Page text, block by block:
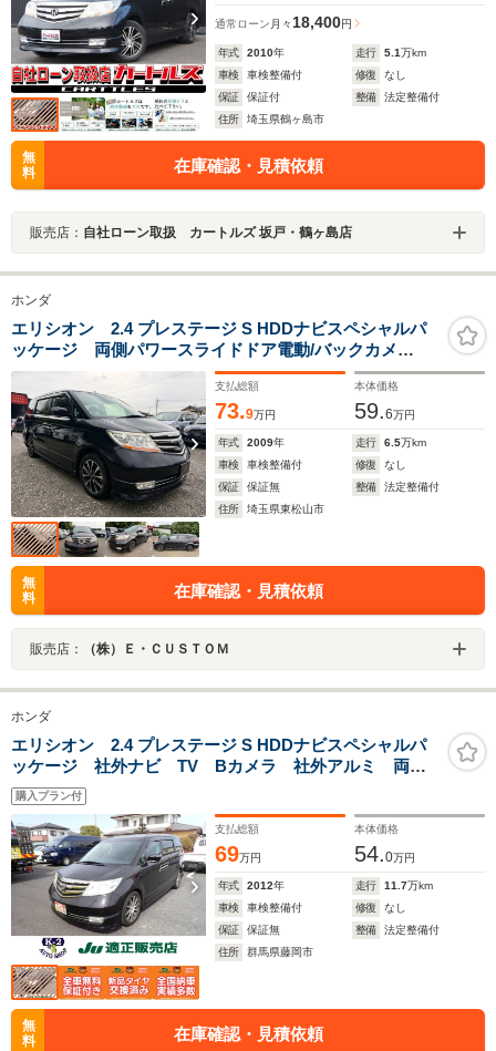
通常ローン 月々 18,400円
年式 2010年 走行 5.1万km
車検
車検整備付 修復
なし
保証
保証付 整備
法定整備付
住所
埼玉県鶴ヶ島市
無
料
在庫確認・見積依頼
販売店： 自社ローン取扱 カートルズ 坂戸・鶴ヶ島店
ホンダ
エリシオン 2.4 プレステージ S HDDナビスペシャルパ
ッケージ 両側パワースライドドア電動/バックカメ
ラ/ETC
支払総額
73.9万円
本体価格
59.6万円
年式 2009年 走行 6.5万km
車検
車検整備付 修復
なし
保証
保証無 整備
法定整備付
住所
埼玉県東松山市
無
料
在庫確認・見積依頼
販売店： （株）Ｅ・ＣＵＳＴＯＭ
ホンダ
エリシオン 2.4 プレステージ S HDDナビスペシャルパ
ッケージ 社外ナビ TV Bカメラ 社外アルミ 両側
パワースライドドア Sキー
購入プラン付
支払総額
69万円
本体価格
54.0万円
年式 2012年 走行 11.7万km
車検
車検整備付 修復
なし
保証
保証無 整備
法定整備付
住所
群馬県藤岡市
無
料
在庫確認・見積依頼